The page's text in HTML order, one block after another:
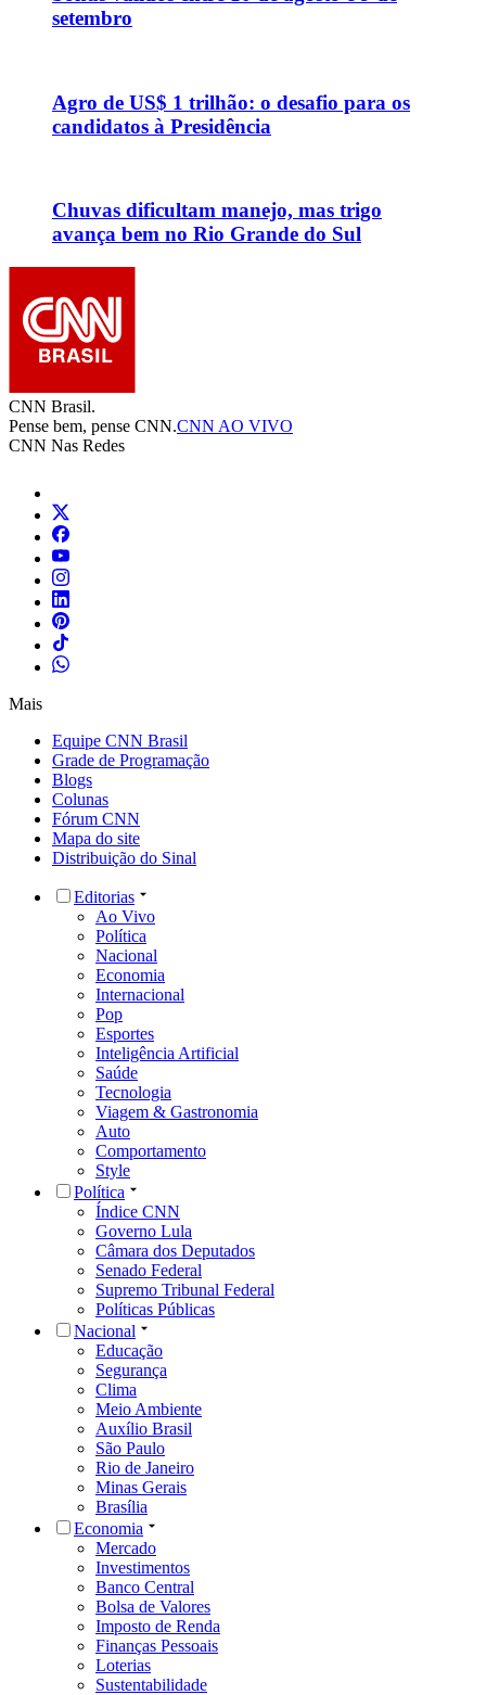
setembro
Agro de US$ 1 trilhão: o desafio para os
candidatos à Presidência
Chuvas dificultam manejo, mas trigo
avança bem no Rio Grande do Sul
CNN Brasil.
Pense bem, pense CNN.CNN AO VIVO
CNN Nas Redes
Mais
Equipe CNN Brasil
Grade de Programação
Blogs
Colunas
Fórum CNN
Mapa do site
Distribuição do Sinal
Editorias
Ao Vivo
Política
Nacional
Economia
Internacional
Pop
Esportes
Inteligência Artificial
Saúde
Tecnologia
Viagem & Gastronomia
Auto
Comportamento
Style
Política
Índice CNN
Governo Lula
Câmara dos Deputados
Senado Federal
Supremo Tribunal Federal
Políticas Públicas
Nacional
Educação
Segurança
Clima
Meio Ambiente
Auxílio Brasil
São Paulo
Rio de Janeiro
Minas Gerais
Brasília
Economia
Mercado
Investimentos
Banco Central
Bolsa de Valores
Imposto de Renda
Finanças Pessoais
Loterias
Sustentabilidade